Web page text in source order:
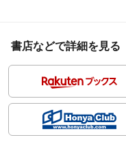
書店などで詳細を見る